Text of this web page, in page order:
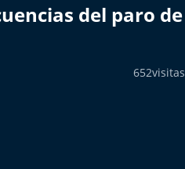
del paro de
652visitas